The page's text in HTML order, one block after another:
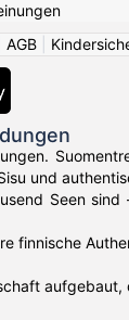
AGB
und
Seen
finnische